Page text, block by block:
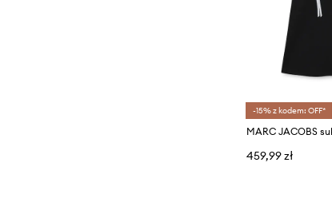
-15% z kodem: OFF*
MARC JACOBS
459,99 zł